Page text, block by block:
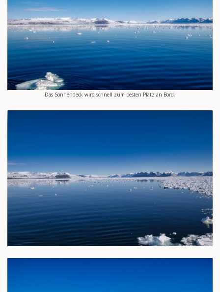
Das Sonnendeck wird schnell zum besten Platz an Bord.